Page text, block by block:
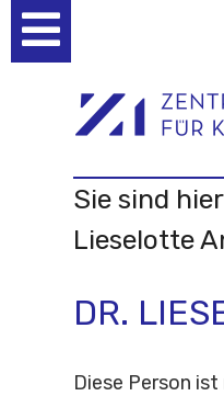
Werkzeuge
Sie sind
Lieselotte
DR.
Diese Person